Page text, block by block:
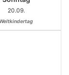
20.09.
Weltkindertag